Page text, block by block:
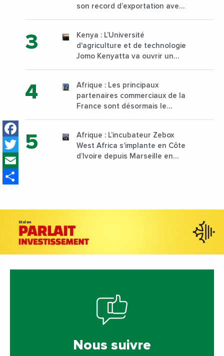
Facebook
Twitter
son record d’exportation avec
Kenya : L’Université
d'agriculture et de technologie
Jomo Kenyatta va ouvrir un
sur son campus de Karen à
Nairobi dès janvier 2023
Afrique : Les principaux
partenaires commerciaux de la
France sont désormais le
Afrique : L’incubateur Zebox
West Africa s’implante en Côte
d’Ivoire depuis Marseille en
Nous suivre